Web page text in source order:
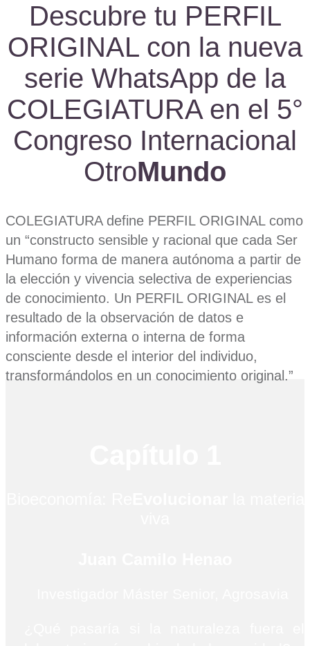
Descubre tu PERFIL
ORIGINAL con la nueva
serie WhatsApp de la
COLEGIATURA en el 5°
Congreso Internacional
OtroMundo
COLEGIATURA define PERFIL ORIGINAL como
un “constructo sensible y racional que cada Ser
Humano forma de manera autónoma a partir de
la elección y vivencia selectiva de experiencias
de conocimiento. Un PERFIL ORIGINAL es el
resultado de la observación de datos e
información externa o interna de forma
consciente desde el interior del individuo,
transformándolos en un conocimiento original.”